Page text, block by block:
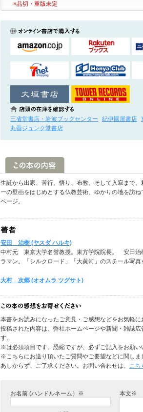
×品切・重版未定
三省堂書店・岩波ブックセンター 紀伊國屋書店
丸善ジュンク堂書店
生誕から出家、苦行、悟り、布教、そして入寂まで
ーの壁画をはじめとする仏教芸術、ゆかりの地を訪
ページ。
安田 治樹 (ヤスダ ハルキ)
中村元 東京大学名誉教授。東方学院院長。 安
ラマン。「シルクロード」「大黄河」のスチール写
大村 次郷 (オオムラ ツグサト)
本書をお読みになったご意見・ご感想などをお気軽に
投稿された内容は、弊社ホームページや新聞・雑誌
す。
※は必須項目です。恐縮ですが、必ずご記入をお願い
※こちらにお送り頂いたご質問やご要望などに関しま
あしからず、ご了承ください。お問い合わせは、 こち
お名前 (ハンドルネーム）※ 本文※